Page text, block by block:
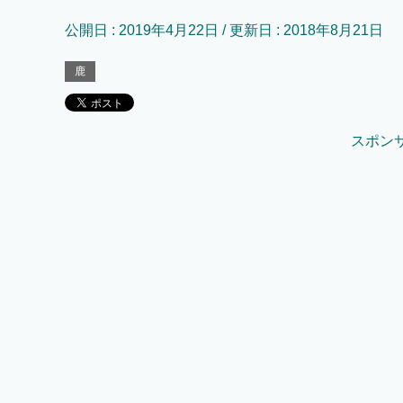
公開日 : 2019年4月22日 / 更新日 : 2018年8月21日
鹿
スポン